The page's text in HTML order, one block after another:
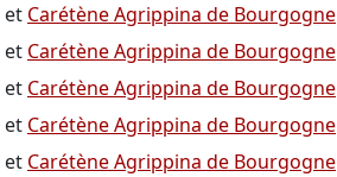
et Carétène Agrippina de Bourgogne
et Carétène Agrippina de Bourgogne
et Carétène Agrippina de Bourgogne
et Carétène Agrippina de Bourgogne
et Carétène Agrippina de Bourgogne